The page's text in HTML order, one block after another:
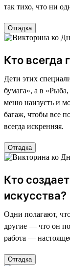
так тихо, что ни
Отгадка
Кто всегда
Дети этих
бумага», а в
меню наизусть и
багаж, чтобы все
всегда искренняя.
Отгадка
Кто
искусства?
Одни полагают,
другие — что он
работа —
Отгадка